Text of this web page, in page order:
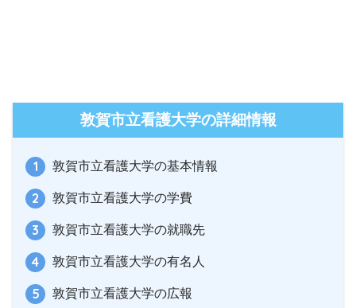
敦賀市立看護大学の詳細情報
敦賀市立看護大学の基本情報
敦賀市立看護大学の学費
敦賀市立看護大学の就職先
敦賀市立看護大学の有名人
敦賀市立看護大学の広報